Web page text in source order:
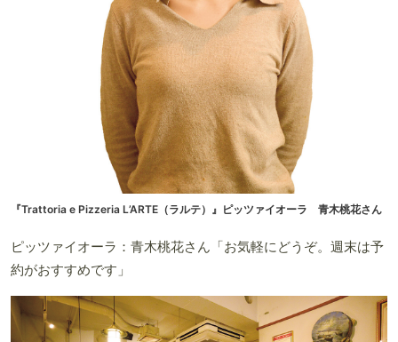
『Trattoria e Pizzeria L’ARTE（ラルテ）』ピッツァイオーラ 青木桃花さん
ピッツァイオーラ：青木桃花さん「お気軽にどうぞ。週末は予
約がおすすめです」